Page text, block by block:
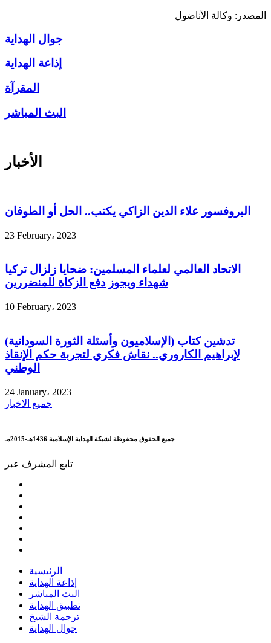
المصدر: وكالة الأناضول
جوال الهداية
إذاعة الهداية
المقرآة
البث المباشر
الأخبار
البروفسور علاء الدين الزاكي يكتب.. الحل أو الطوفان
23 February، 2023
الاتحاد العالمي لعلماء المسلمين: ضحايا زلزال تركيا
شهداء ويجوز دفع الزكاة للمنضررين
10 February، 2023
تدشين كتاب (الإسلاميون وأسئلة الثورة السودانية)
لإبراهيم الكاروري.. نقاش فكري لتجربة حكم الإنقاذ
الوطني
24 January، 2023
جميع الاخبار
جميع الحقوق محفوظة لشبكة الهداية الإسلامية 1436هـ-2015مـ
تابع المشرف عبر
الرئيسية
إذاعة الهداية
البث المباشر
تطبيق الهداية
ترجمة الشيخ
جوال الهداية